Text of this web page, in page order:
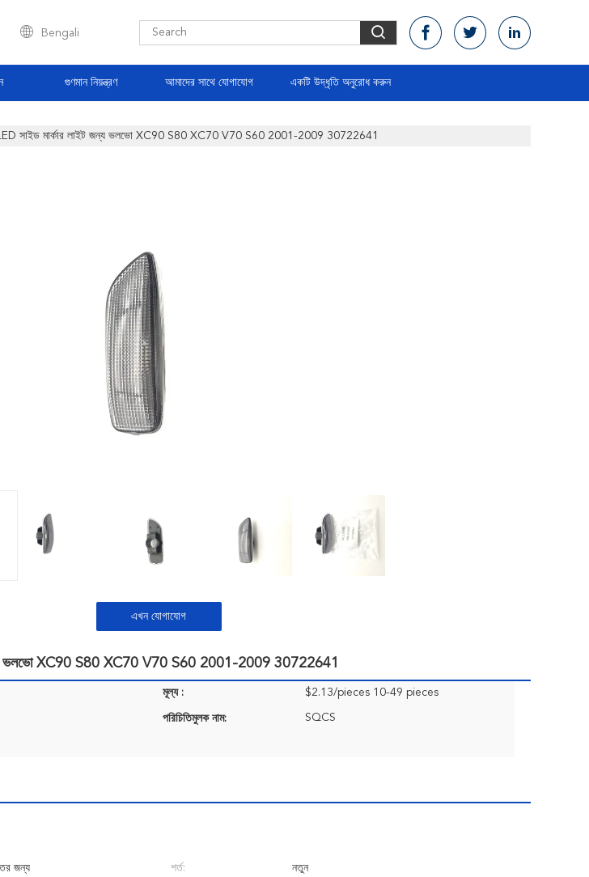
Bengali
গুণমান নিয়ন্ত্রণ আমাদের সাথে যোগাযোগ একটি উদ্ধৃতি অনুরোধ করুন
LED সাইড মার্কার লাইট জন্য ভলভো XC90 S80 XC70 V70 S60 2001-2009 30722641
এখন যোগাযোগ
জন্য ভলভো XC90 S80 XC70 V70 S60 2001-2009 30722641
মূল্য : $2.13/pieces 10-49 pieces
পরিচিতিমুলক নাম: SQCS
জন্য শর্ত: নতুন